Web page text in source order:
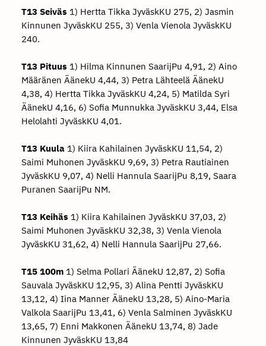
T13 Seiväs 1) Hertta Tikka JyväskKU 275, 2) Jasmin
Kinnunen JyväskKU 255, 3) Venla Vienola JyväskKU
240.
T13 Pituus 1) Hilma Kinnunen SaarijPu 4,91, 2) Aino
Määränen ÄänekU 4,44, 3) Petra Lähteelä ÄänekU
4,38, 4) Hertta Tikka JyväskKU 4,24, 5) Matilda Syri
ÄänekU 4,16, 6) Sofia Munnukka JyväskKU 3,44, Elsa
Helolahti JyväskKU 4,01.
T13 Kuula 1) Kiira Kahilainen JyväskKU 11,54, 2)
Saimi Muhonen JyväskKU 9,69, 3) Petra Rautiainen
JyväskKU 9,07, 4) Nelli Hannula SaarijPu 8,19, Saara
Puranen SaarijPu NM.
T13 Keihäs 1) Kiira Kahilainen JyväskKU 37,03, 2)
Saimi Muhonen JyväskKU 32,38, 3) Venla Vienola
JyväskKU 31,62, 4) Nelli Hannula SaarijPu 27,66.
T15 100m1) Selma Pollari ÄänekU 12,87, 2) Sofia
Sauvala JyväskKU 12,95, 3) Alina Pentti JyväskKU
13,12, 4) Iina Manner ÄänekU 13,28, 5) Aino-Maria
Valkola SaarijPu 13,41, 6) Venla Salminen JyväskKU
13,65, 7) Enni Makkonen ÄänekU 13,74, 8) Jade
Kinnunen JyväskKU 13,84